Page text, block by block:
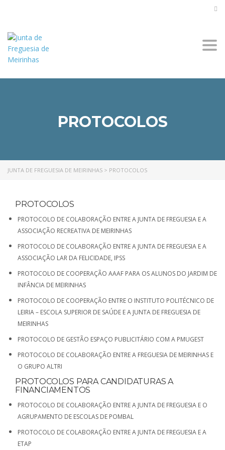
PROTOCOLOS
JUNTA DE FREGUESIA DE MEIRINHAS > PROTOCOLOS
PROTOCOLOS
PROTOCOLO DE COLABORAÇÃO ENTRE A JUNTA DE FREGUESIA E A
ASSOCIAÇÃO RECREATIVA DE MEIRINHAS
PROTOCOLO DE COLABORAÇÃO ENTRE A JUNTA DE FREGUESIA E A
ASSOCIAÇÃO LAR DA FELICIDADE, IPSS
PROTOCOLO DE COOPERAÇÃO AAAF PARA OS ALUNOS DO JARDIM DE
INFÂNCIA DE MEIRINHAS
PROTOCOLO DE COOPERAÇÃO ENTRE O INSTITUTO POLITÉCNICO DE
LEIRIA – ESCOLA SUPERIOR DE SAÚDE E A JUNTA DE FREGUESIA DE
MEIRINHAS
PROTOCOLO DE GESTÃO ESPAÇO PUBLICITÁRIO COM A PMUGEST
PROTOCOLO DE COLABORAÇÃO ENTRE A FREGUESIA DE MEIRINHAS E
O GRUPO ALTRI
PROTOCOLOS PARA CANDIDATURAS A
FINANCIAMENTOS
PROTOCOLO DE COLABORAÇÃO ENTRE A JUNTA DE FREGUESIA E O
AGRUPAMENTO DE ESCOLAS DE POMBAL
PROTOCOLO DE COLABORAÇÃO ENTRE A JUNTA DE FREGUESIA E A
ETAP